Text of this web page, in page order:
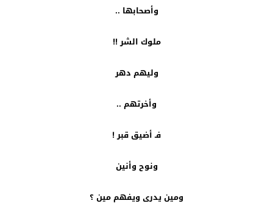
وأصحابها ..
ملوك الشر !!
وليهم دهر
وأخرتهم ..
فـ أضيق قبر !
ونوح وأنين
ومين يدرى ويفهم مين ؟